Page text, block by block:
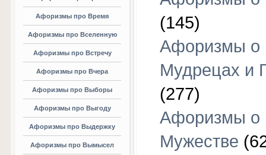
Афоризмы про Время
Афоризмы про Вселенную
Афоризмы про Встречу
Афоризмы про Вчера
Афоризмы про Выборы
Афоризмы про Выгоду
Афоризмы про Выдержку
Афоризмы про Вымысел
(145)
Афоризмы о
Мудрецах и
(277)
Афоризмы о
Мужестве